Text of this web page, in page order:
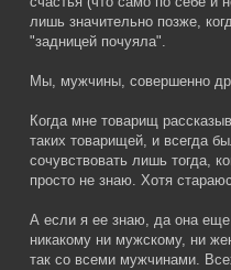
лишь значительно позже,
"задницей почуяла".
Мы, мужчины, совершенно
Когда мне товарищ
таких товарищей, и всегда
сочувствовать лишь тогда,
просто не знаю. Хотя
А если я ее знаю, да она еще
никакому ни мужскому, ни
так со всеми мужчинами.